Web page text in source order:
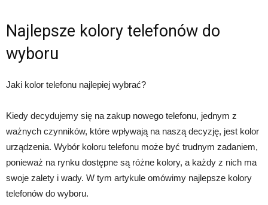
Najlepsze kolory telefonów do
wyboru
Jaki kolor telefonu najlepiej wybrać?
Kiedy decydujemy się na zakup nowego telefonu, jednym z
ważnych czynników, które wpływają na naszą decyzję, jest kolor
urządzenia. Wybór koloru telefonu może być trudnym zadaniem,
ponieważ na rynku dostępne są różne kolory, a każdy z nich ma
swoje zalety i wady. W tym artykule omówimy najlepsze kolory
telefonów do wyboru.